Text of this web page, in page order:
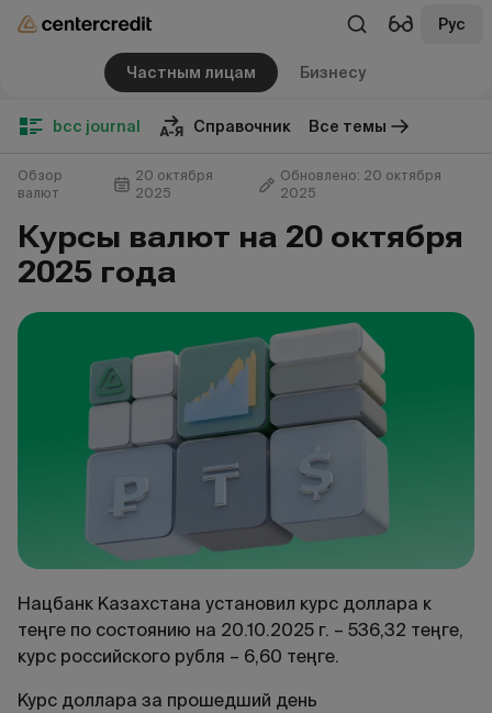
Рус
Частным лицам Бизнесу
bcc journal Справочник Все темы
Обзор
валют
20 октября
2025
Обновлено: 20 октября
2025
Курсы валют на 20 октября
2025 года
Нацбанк Казахстана установил курс доллара к
теңге по состоянию на 20.10.2025 г. – 536,32 теңге,
курс российского рубля – 6,60 теңге.
Курс доллара за прошедший день